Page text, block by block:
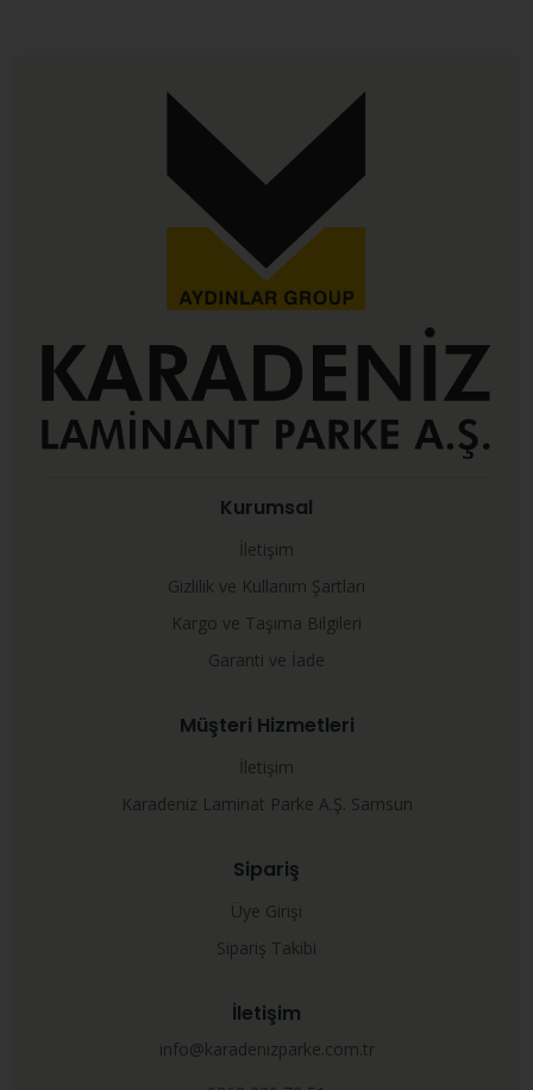
Kurumsal
İletişim
Gizlilik ve Kullanım Şartları
Kargo ve Taşıma Bilgileri
Garanti ve İade
Müşteri Hizmetleri
İletişim
Karadeniz Laminat Parke A.Ş. Samsun
Sipariş
Üye Girişi
Sipariş Takibi
İletişim
info@karadenizparke.com.tr